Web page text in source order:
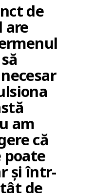
de
are
am
că
poate
și într-
de